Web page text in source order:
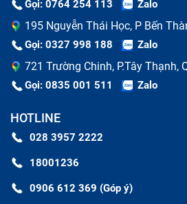
Gọi: 0764 254 113 Zalo
195 Nguyễn Thái Học, P Bến
Gọi: 0327 998 188 Zalo
721 Trường Chinh, P.Tây Thạnh,
Gọi: 0835 001 511 Zalo
HOTLINE
028 3957 2222
18001236
0906 612 369 (Góp ý)